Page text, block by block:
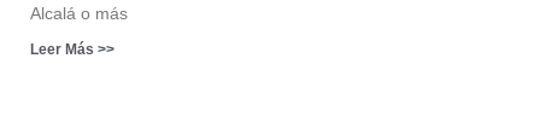
Alcalá o más
Leer Más >>